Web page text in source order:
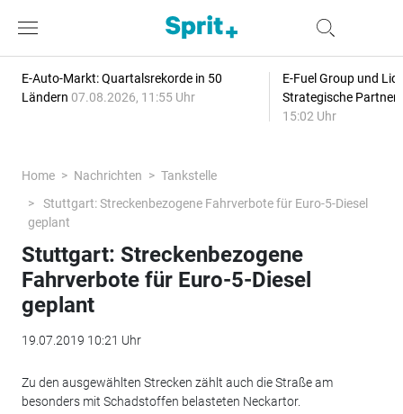
E-Auto-Markt: Quartalsrekorde in 50
Ländern 07.08.2026, 11:55 Uhr
E-Fuel Group und
Strategische
15:02 Uhr
Home Nachrichten
Tankstelle
Stuttgart: Streckenbezogene Fahrverbote für Euro-5-Diesel
geplant
Stuttgart: Streckenbezogene
Fahrverbote für Euro-5-Diesel
geplant
19.07.2019 10:21 Uhr
Zu den ausgewählten Strecken zählt auch die Straße am
besonders mit Schadstoffen belasteten Neckartor.